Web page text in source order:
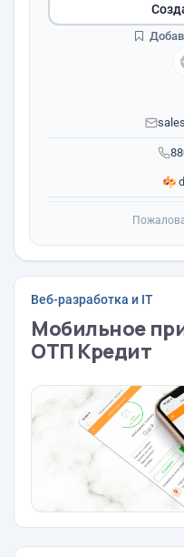
Веб-разработка и IT
Мобильное
ОТП Кредит